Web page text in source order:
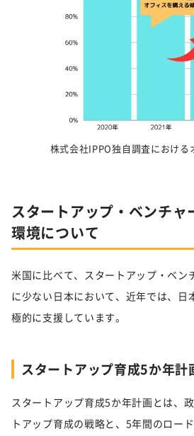
株式会社IPPO独自調査における
スタートアップ・ベンチャ
環境について
米国に比べて、スタートアップ・ベン
に少ない日本において、近年では、日
極的に支援しています。
スタートアップ育成5か年計
スタートアップ育成5か年計画とは、
トアップ育成の戦略と、5年間のロー